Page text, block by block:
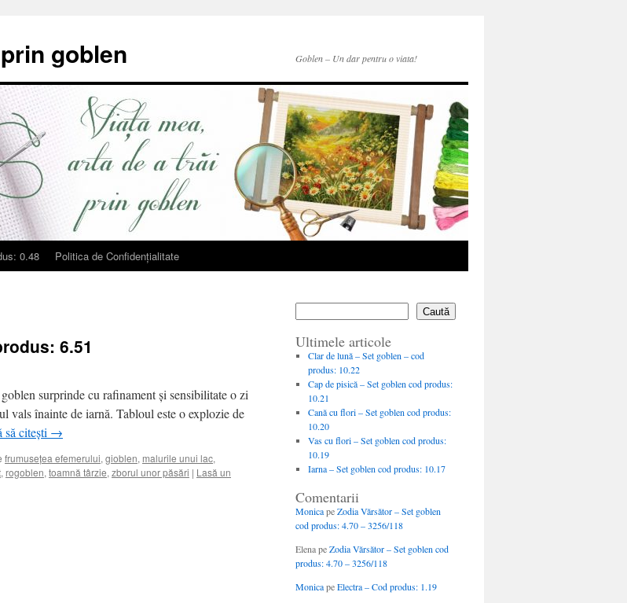
goblen Goblen – Un dar pentru o viata!
0.48 Politica de Confidențialitate
6.51
surprinde cu rafinament și sensibilitate o zi
vals înainte de iarnă. Tabloul este o explozie de
să citești →
frumusețea efemerului, gioblen, malurile unui lac,
, rogoblen, toamnă târzie, zborul unor păsări | Lasă un
Caută
Ultimele articole
Clar de lună – Set goblen – cod
produs: 10.22
Cap de pisică – Set goblen cod produs:
10.21
Cană cu flori – Set goblen cod produs:
10.20
Vas cu flori – Set goblen cod produs:
10.19
Iarna – Set goblen cod produs: 10.17
Comentarii
MonicapeZodia Vărsător – Set goblen
cod produs: 4.70 – 3256/118
ElenapeZodia Vărsător – Set goblen cod
produs: 4.70 – 3256/118
MonicapeElectra – Cod produs: 1.19